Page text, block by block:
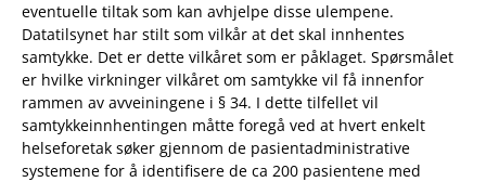
eventuelle tiltak som kan avhjelpe disse ulempene.
Datatilsynet har stilt som vilkår at det skal innhentes
samtykke. Det er dette vilkåret som er påklaget. Spørsmålet
er hvilke virkninger vilkåret om samtykke vil få innenfor
rammen av avveiningene i § 34. I dette tilfellet vil
samtykkeinnhentingen måtte foregå ved at hvert enkelt
helseforetak søker gjennom de pasientadministrative
systemene for å identifisere de ca 200 pasientene med